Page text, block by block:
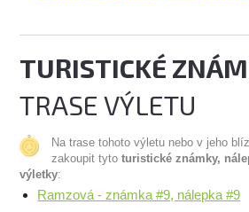
TURISTICKÉ
TRASE VÝLETU
Na trase tohoto výletu nebo v jeho
zakoupit tytoturistické známky,
výletky:
Ramzová - známka #9, nálepka #9